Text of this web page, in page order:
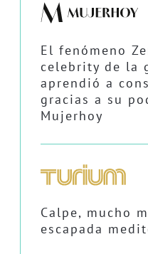
El fenómeno
celebrity de la
aprendió a
gracias a su
Mujerhoy
Calpe, mucho
escapada